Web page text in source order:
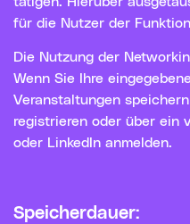
für die Nutzer der
Die Nutzung der
Wenn Sie Ihre
Veranstaltungen
registrieren oder über ein
oder LinkedIn anmelden.
Speicherdauer: